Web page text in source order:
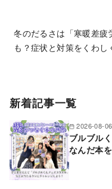
冬のだるさは「寒暖差疲
も？症状と対策をくわし
新着記事一覧
2026-08-06
ブルブル
なんだ本